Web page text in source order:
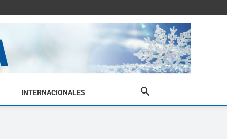
INTERNACIONALES